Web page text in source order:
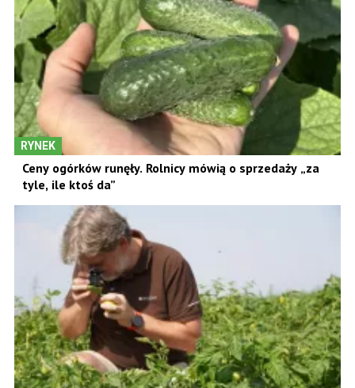
RYNEK
Ceny ogórków runęły. Rolnicy mówią o sprzedaży „za
tyle, ile ktoś da”